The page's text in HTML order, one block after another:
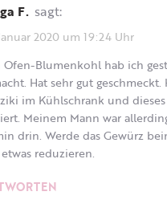
F. sagt:
2020 um 19:24 Uhr
Ofen-Blumenkohl hab ich
Hat sehr gut geschmeckt.
im Kühlschrank und
Meinem Mann war
drin. Werde das Gewürz
reduzieren.